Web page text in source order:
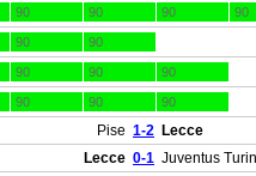
90 90 90 90
90 90
90 90 90
90 90 90
Pise 1-2 Lecce
Lecce 0-1 Juventus Turin